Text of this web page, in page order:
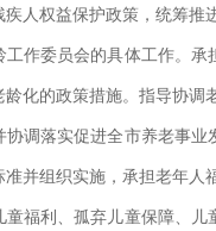
疾人权益保护政策，统筹
工作委员会的具体工作。
化的政策措施。指导协调
协调落实促进全市养老事
并组织实施，承担老年人
童福利、孤弃儿童保障、